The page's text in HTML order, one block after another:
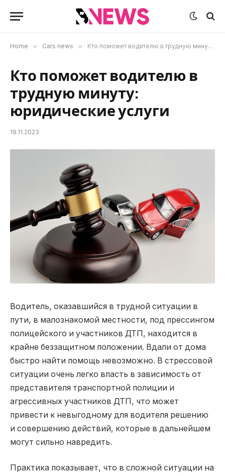
Home » Cars news » Кто поможет водителю в трудную минуту: юридические услуги
Кто поможет водителю в
трудную минуту:
юридические услуги
19.11.2023
Водитель, оказавшийся в трудной ситуации в
пути, в малознакомой местности, под прессингом
полицейского и участников ДТП, находится в
крайне беззащитном положении. Вдали от дома
быстро найти помощь невозможно. В стрессовой
ситуации очень легко впасть в зависимость от
представителя транспортной полиции и
агрессивных участников ДТП, что может
привести к невыгодному для водителя решению
и совершению действий, которые в дальнейшем
могут сильно навредить.
Практика показывает, что в сложной ситуации на